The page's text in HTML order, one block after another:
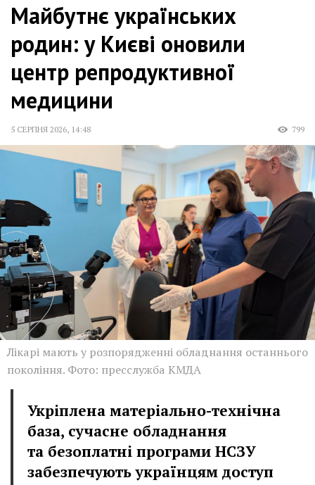
Майбутнє українських
родин: у Києві оновили
центр репродуктивної
медицини
5 СЕРПНЯ 2026, 14:48 799
Лікарі мають у розпорядженні обладнання останнього
покоління. Фото: пресслужба КМДА
Укріплена матеріально-технічна
база, сучасне обладнання
та безоплатні програми НСЗУ
забезпечують українцям доступ